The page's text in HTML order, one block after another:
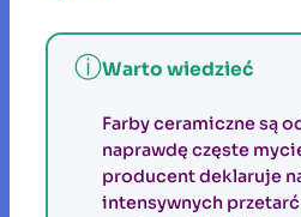
ⓘWarto wiedzieć
Farby ceramiczne są
naprawdę częste
producent deklaruje
intensywnych